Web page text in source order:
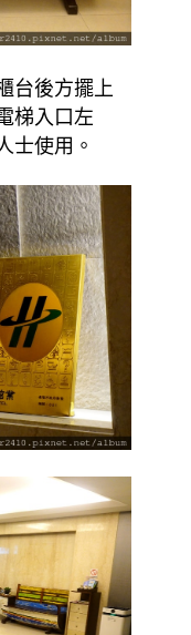
台後方擺上
梯入口左
士使用。